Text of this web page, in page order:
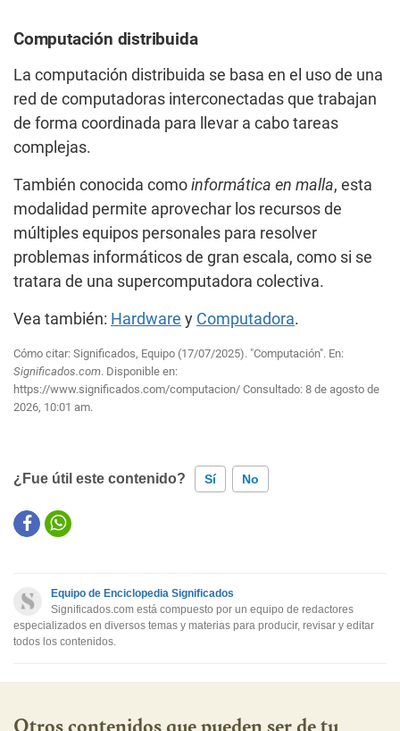
Computación distribuida
La computación distribuida se basa en el uso de una
red de computadoras interconectadas que trabajan
de forma coordinada para llevar a cabo tareas
complejas.
También conocida como informática en malla, esta
modalidad permite aprovechar los recursos de
múltiples equipos personales para resolver
problemas informáticos de gran escala, como si se
tratara de una supercomputadora colectiva.
Vea también: Hardware y Computadora.
Cómo citar: Significados, Equipo (17/07/2025). "Computación". En:
Significados.com. Disponible en:
https://www.significados.com/computacion/ Consultado: 8 de agosto de
2026, 10:01 am.
¿Fue útil este contenido? Sí No
Este contenido contiene información incorrecta
Otro
Equipo de Enciclopedia Significados
Significados.com está compuesto por un equipo de redactores
especializados en diversos temas y materias para producir, revisar y editar
todos los contenidos.
Otros contenidos que pueden ser de tu